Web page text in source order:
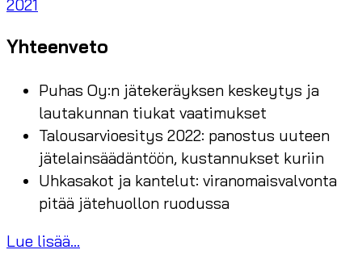
2021
Yhteenveto
Puhas Oy:n jätekeräyksen keskeytys ja
lautakunnan tiukat vaatimukset
Talousarvioesitys 2022: panostus uuteen
jätelainsäädäntöön, kustannukset kuriin
Uhkasakot ja kantelut: viranomaisvalvonta
pitää jätehuollon ruodussa
Lue lisää...